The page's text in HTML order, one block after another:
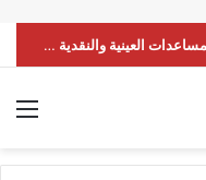
أكثر من 148 ألف أسرة استفادت من المساعدات العينية والنقدية خلال النصف الأول من العام